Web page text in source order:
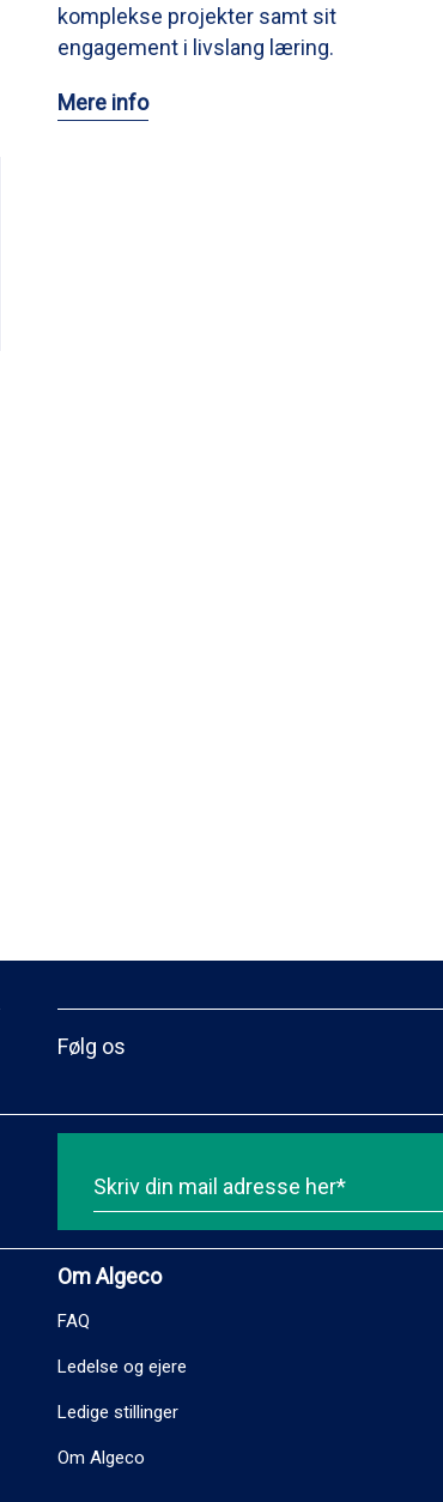
komplekse projekter samt sit
engagement i livslang læring.
Mere info
Følg os
Om Algeco
FAQ
Ledelse og ejere
Ledige stillinger
Om Algeco